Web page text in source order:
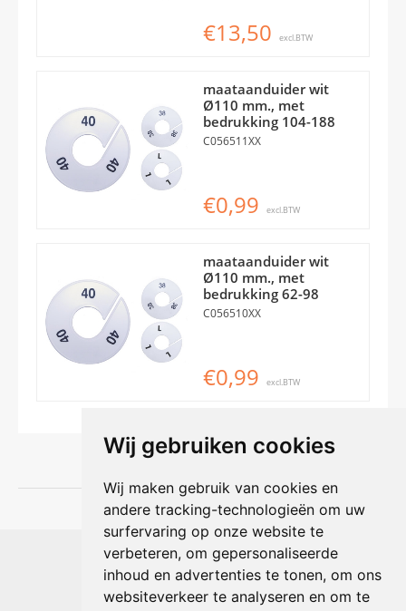
Wij gebruiken cookies
Wij maken gebruik van cookies en
andere tracking-technologieën om uw
surfervaring op onze website te
verbeteren, om gepersonaliseerde
inhoud en advertenties te tonen, om ons
websiteverkeer te analyseren en om te
€13,50 excl.BTW
maataanduider wit
Ø110 mm., met
bedrukking 104-188
C056511XX
€0,99 excl.BTW
maataanduider wit
Ø110 mm., met
bedrukking 62-98
C056510XX
€0,99 excl.BTW
Shophouse online
Max Planckstraat 4
6716 BE Ede, Nederland
Telefoon:+31(0)318 618 121